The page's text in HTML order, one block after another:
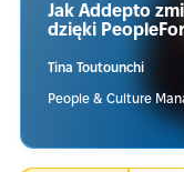
Jak Addepto
dzięki
Tina Toutounchi
People & Culture